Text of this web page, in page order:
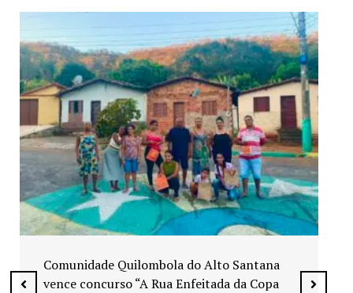
Exposição “Arte em Cores” leva pinturas a
espaços públicos de Senador Canedo